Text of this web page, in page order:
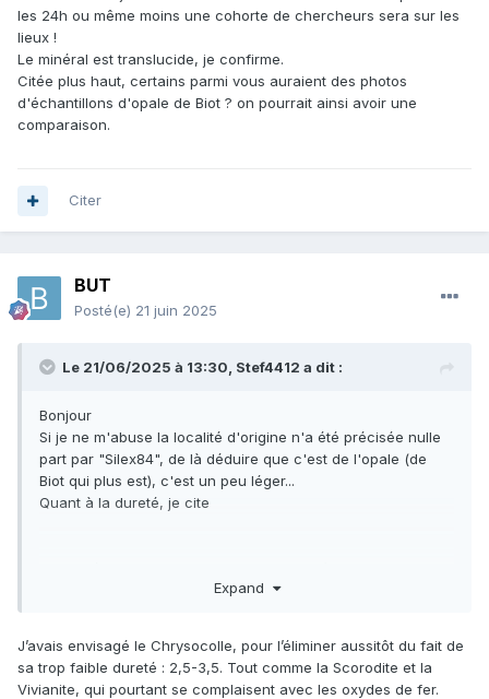
les 24h ou même moins une cohorte de chercheurs sera sur les
lieux !
Le minéral est translucide, je confirme.
Citée plus haut, certains parmi vous auraient des photos
d'échantillons d'opale de Biot ? on pourrait ainsi avoir une
comparaison.
Citer
BUT
Posté(e) 21 juin 2025
Le 21/06/2025 à 13:30, Stef4412 a dit :
Bonjour
Si je ne m'abuse la localité d'origine n'a été précisée nulle
part par "Silex84", de là déduire que c'est de l'opale (de
Biot qui plus est), c'est un peu léger...
Quant à la dureté, je cite
d'autant que ça a une furieuse tête de chrysocolle, déjà
ce qui serait cohérent avec des nodules ferreux
A+
Expand
J’avais envisagé le Chrysocolle, pour l’éliminer aussitôt du fait de
sa trop faible dureté : 2,5-3,5. Tout comme la Scorodite et la
Vivianite, qui pourtant se complaisent avec les oxydes de fer.